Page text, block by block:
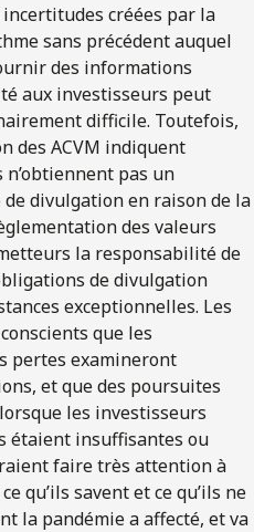
créées par la
sans précédent auquel
des informations
aux investisseurs peut
difficile. Toutefois,
des ACVM indiquent
pas un
divulgation en raison de la
des valeurs
la responsabilité de
de divulgation
exceptionnelles. Les
que les
pertes examineront
et que des poursuites
les investisseurs
étaient insuffisantes ou
faire très attention à
qu’ils savent et ce qu’ils ne
la pandémie a affecté, et va